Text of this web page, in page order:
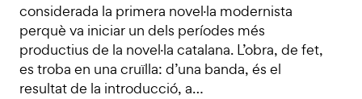
considerada la primera novel·la modernista
perquè va iniciar un dels períodes més
productius de la novel·la catalana. L’obra, de fet,
es troba en una cruïlla: d’una banda, és el
resultat de la introducció, a…